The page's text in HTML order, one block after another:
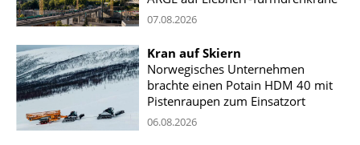
07.08.2026
Kran auf Skiern
Norwegisches Unternehmen
brachte einen Potain HDM 40 mit
Pistenraupen zum Einsatzort
06.08.2026